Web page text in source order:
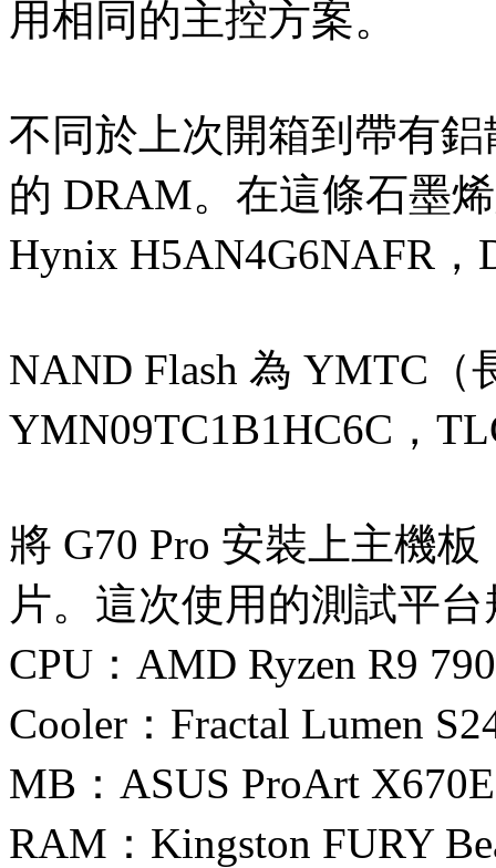
用相同的主控方案。
不同於上次開箱到帶有
的 DRAM。在這條石墨
Hynix H5AN4G6NAFR
NAND Flash 為 YMTC（
YMN09TC1B1HC6C，
將 G70 Pro 安裝上主機
片。這次使用的測試平
CPU：AMD Ryzen R9
Cooler：Fractal Lumen
MB：ASUS ProArt
RAM：Kingston FURY